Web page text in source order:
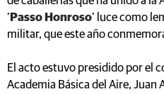
‘ Passo Honroso’ luce como
militar, que este año
El acto estuvo presidido por el
Academia Básica del Aire,